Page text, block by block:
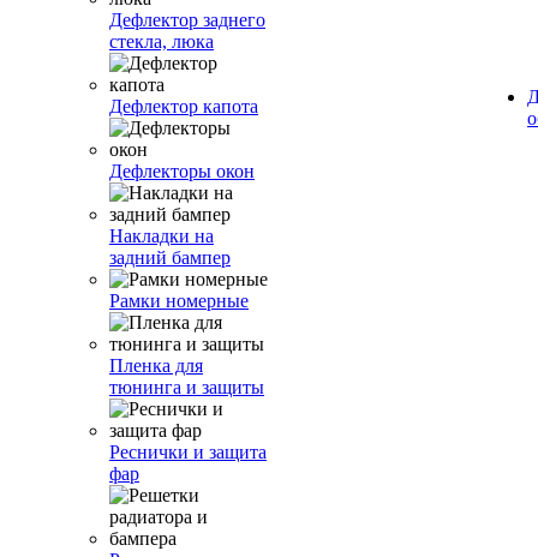
Дефлектор заднего
стекла, люка
Дефлектор капота
Дефлекторы окон
Накладки на
задний бампер
Рамки номерные
Пленка для
тюнинга и защиты
Реснички и защита
фар